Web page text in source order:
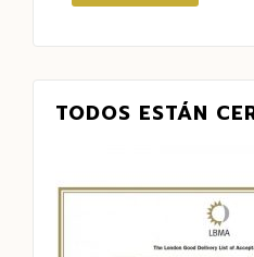
TODOS ESTÁN